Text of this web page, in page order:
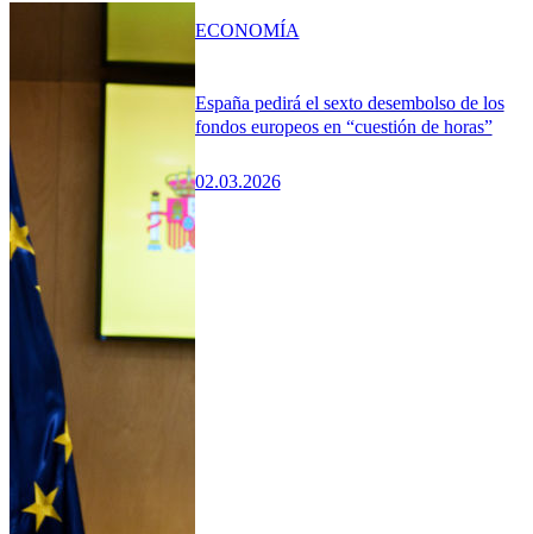
España pedirá el sexto desembolso de los
fondos europeos en “cuestión de horas”
02.03.2026
ECONOMÍA